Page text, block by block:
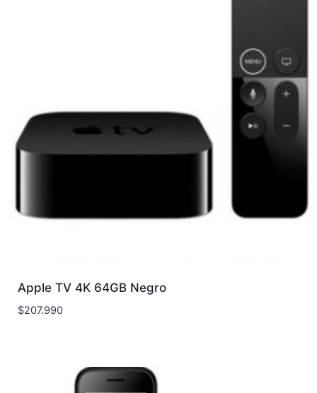
Apple TV 4K 64GB Negro
$207.990